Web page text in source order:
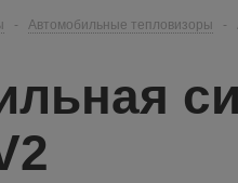
- Автомобильные тепловизоры -